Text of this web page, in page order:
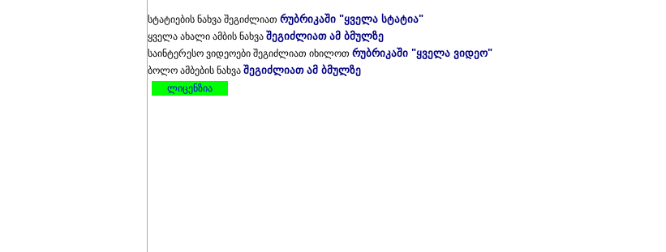
სტატიების ნახვა შეგიძლიათ რუბრიკაში "ყველა სტატია"
ყველა ახალი ამბის ნახვა შეგიძლიათ ამ ბმულზე
საინტერესო ვიდეოები შეგიძლიათ იხილოთ რუბრიკაში "ყველა ვიდეო"
ბოლო ამბების ნახვა შეგიძლიათ ამ ბმულზე
ლიცენზია